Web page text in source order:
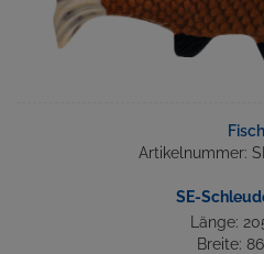
Fisch
Artikelnummer:
SE-
Länge:
Breite: